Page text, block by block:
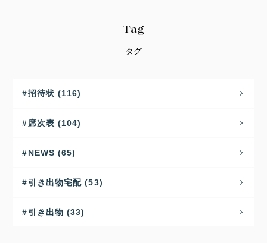
Tag
タグ
招待状 (116)
席次表 (104)
NEWS (65)
引き出物宅配 (53)
引き出物 (33)